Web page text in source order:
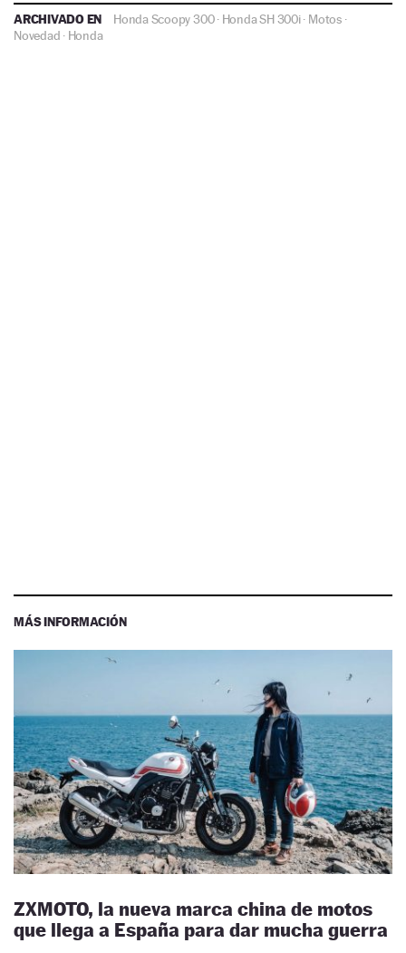
ARCHIVADO EN Honda Scoopy 300· Honda SH 300i· Motos·
Novedad · Honda
MÁS INFORMACIÓN
ZXMOTO, la nueva marca china de motos
que llega a España para dar mucha guerra